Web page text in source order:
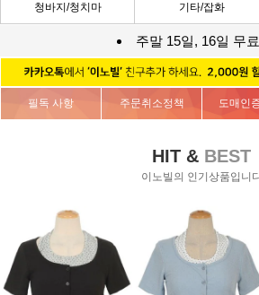
청바지/청치마 기타/잡화
주말 15일, 16일 무
필독 사항 주문취소정책 도매인
HIT & BEST
이노빌의 인기상품입니